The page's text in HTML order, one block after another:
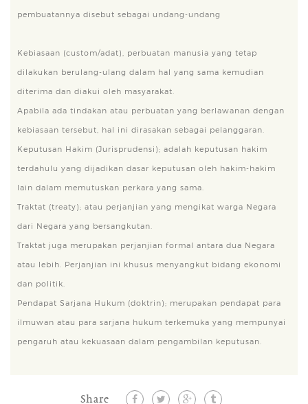
pembuatannya disebut sebagai undang-undang
Kebiasaan (custom/adat), perbuatan manusia yang tetap
dilakukan berulang-ulang dalam hal yang sama kemudian
diterima dan diakui oleh masyarakat.
Apabila ada tindakan atau perbuatan yang berlawanan dengan
kebiasaan tersebut, hal ini dirasakan sebagai pelanggaran.
Keputusan Hakim (Jurisprudensi); adalah keputusan hakim
terdahulu yang dijadikan dasar keputusan oleh hakim-hakim
lain dalam memutuskan perkara yang sama.
Traktat (treaty); atau perjanjian yang mengikat warga Negara
dari Negara yang bersangkutan.
Traktat juga merupakan perjanjian formal antara dua Negara
atau lebih. Perjanjian ini khusus menyangkut bidang ekonomi
dan politik.
Pendapat Sarjana Hukum (doktrin); merupakan pendapat para
ilmuwan atau para sarjana hukum terkemuka yang mempunyai
pengaruh atau kekuasaan dalam pengambilan keputusan.
Share